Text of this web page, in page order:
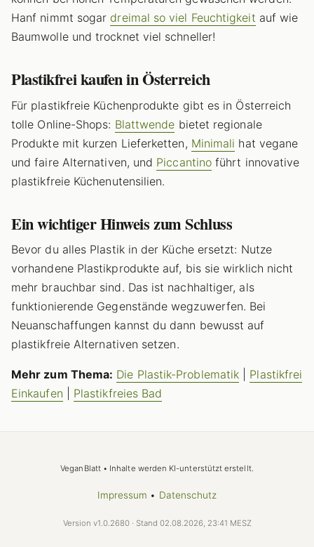
Hanf nimmt sogar dreimal so viel Feuchtigkeit auf wie
Baumwolle und trocknet viel schneller!
Plastikfrei kaufen in Österreich
Für plastikfreie Küchenprodukte gibt es in Österreich
tolle Online-Shops: Blattwende bietet regionale
Produkte mit kurzen Lieferketten, Minimali hat vegane
und faire Alternativen, und Piccantino führt innovative
plastikfreie Küchenutensilien.
Ein wichtiger Hinweis zum Schluss
Bevor du alles Plastik in der Küche ersetzt: Nutze
vorhandene Plastikprodukte auf, bis sie wirklich nicht
mehr brauchbar sind. Das ist nachhaltiger, als
funktionierende Gegenstände wegzuwerfen. Bei
Neuanschaffungen kannst du dann bewusst auf
plastikfreie Alternativen setzen.
Mehr zum Thema: Die Plastik-Problematik
Plastikfrei
Einkaufen
Plastikfreies Bad
VeganBlatt • Inhalte werden KI-unterstützt erstellt.
Impressum • Datenschutz
Version v1.0.2680 · Stand 02.08.2026, 23:41 MESZ